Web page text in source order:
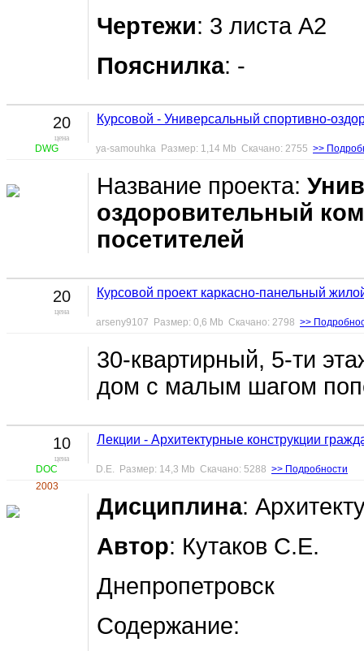
Чертежи: 3 листа А2
Пояснилка: -
20
цена
DWG
Курсовой - Универсальный спортивно-
ya-samouhka Размер: 1,14 Mb Скачано: 2755 >>
Название проекта:
оздоровительный
посетителей
20
цена
Курсовой проект каркасно-панельный
arseny9107 Размер: 0,6 Mb Скачано: 2798 >>
30-квартирный, 5-ти
дом с малым шагом
10
цена
DOC
2003
Лекции - Архитектурные конструкции
D.E. Размер: 14,3 Mb Скачано: 5288 >> Подробности
Дисциплина:
Автор: Кутаков С.Е.
Днепропетровск
Содержание: